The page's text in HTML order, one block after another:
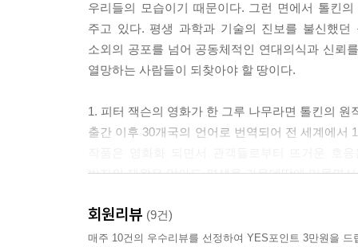
8. 치유의 집
9. 마지막 회합
10. 암흑의 성문 열리다
1. 키리스 웅골 탑
3. 운명의 산
5. 섭정과 왕
6. 많은 이별
우리들의 모습이기 때문이다. 그런 면에서 톨킨
주고 있다. 평생 과학과 기술의 진보를 불신했
소외의 공포를 넘어 공동체적인 연대의식과 신뢰
열망하는 사람들이 되찾아야 할 땅이다.
1. 피터 잭슨의 영화가 한 그루 나무라면 톨킨의 원
출간 이후 30개국의 언어로 번역되어 전 세계에서
반지의 제왕은 알아도 평생을 가운데땅에 머물면
영화의 감동에만 머물러 있는 사람들. 그들에게
한 번 전해주고자 한다.
회원리뷰 (9건)
매주 10건의 우수리뷰를 선정하여 YES포인트 3만원을 드